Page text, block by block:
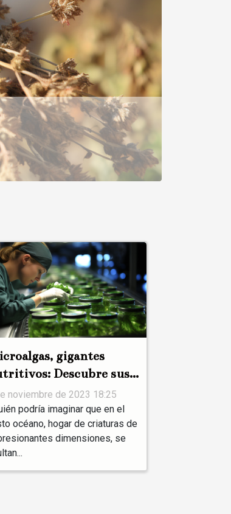
gigantes
Descubre sus
noviembre de 2023 18:25
podría imaginar que en el
océano, hogar de criaturas de
dimensiones, se